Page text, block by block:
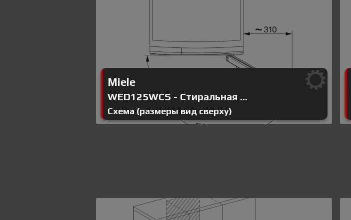
Miele
WED125WCS - Стиральная ...
Схема (размеры вид сверху)